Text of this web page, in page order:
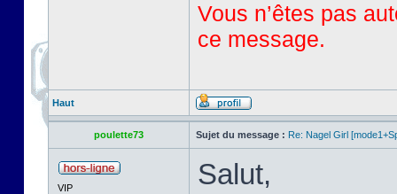
Vous n’êtes pas
ce message.
Haut
poulette73 Sujet du message : Re: Nagel Girl
VIP Salut,